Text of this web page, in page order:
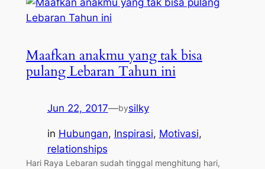
Maafkan anakmu yang tak bisa
pulang Lebaran Tahun ini
Jun 22, 2017—bysilky
in Hubungan, Inspirasi, Motivasi
relationships
Hari Raya Lebaran sudah tinggal menghitung hari,